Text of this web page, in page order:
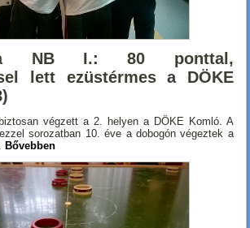
NB I.: 80 ponttal,
lett ezüstérmes a DÖKE
végzett a 2. helyen a DÖKE Komló. A
sorozatban 10. éve a dobogón végeztek a
Bővebben